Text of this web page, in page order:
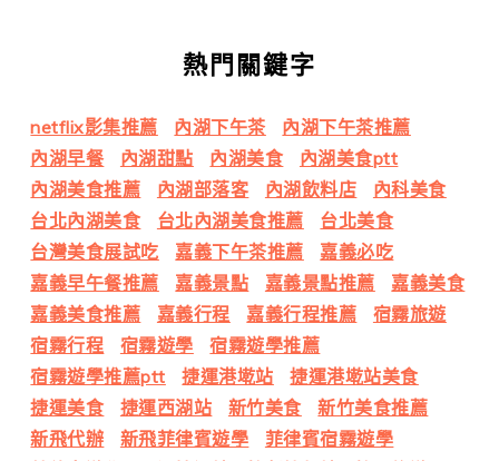
熱門關鍵字
netflix影集推薦 內湖下午茶
內湖下午茶推薦
內湖早餐
內湖甜點 內湖美食
內湖美食ptt
內湖美食推薦
內湖部落客 內湖飲料店
內科美食
台北內湖美食
台北內湖美食推薦
台北美食
台灣美食展試吃
嘉義下午茶推薦
嘉義必吃
嘉義早午餐推薦
嘉義景點 嘉義景點推薦
嘉義美食
嘉義美食推薦
嘉義行程 嘉義行程推薦
宿霧旅遊
宿霧行程
宿霧遊學
宿霧遊學推薦
宿霧遊學推薦ptt
捷運港墘站
捷運港墘站美食
捷運美食
捷運西湖站 新竹美食
新竹美食推薦
新飛代辦
新飛菲律賓遊學
菲律賓宿霧遊學